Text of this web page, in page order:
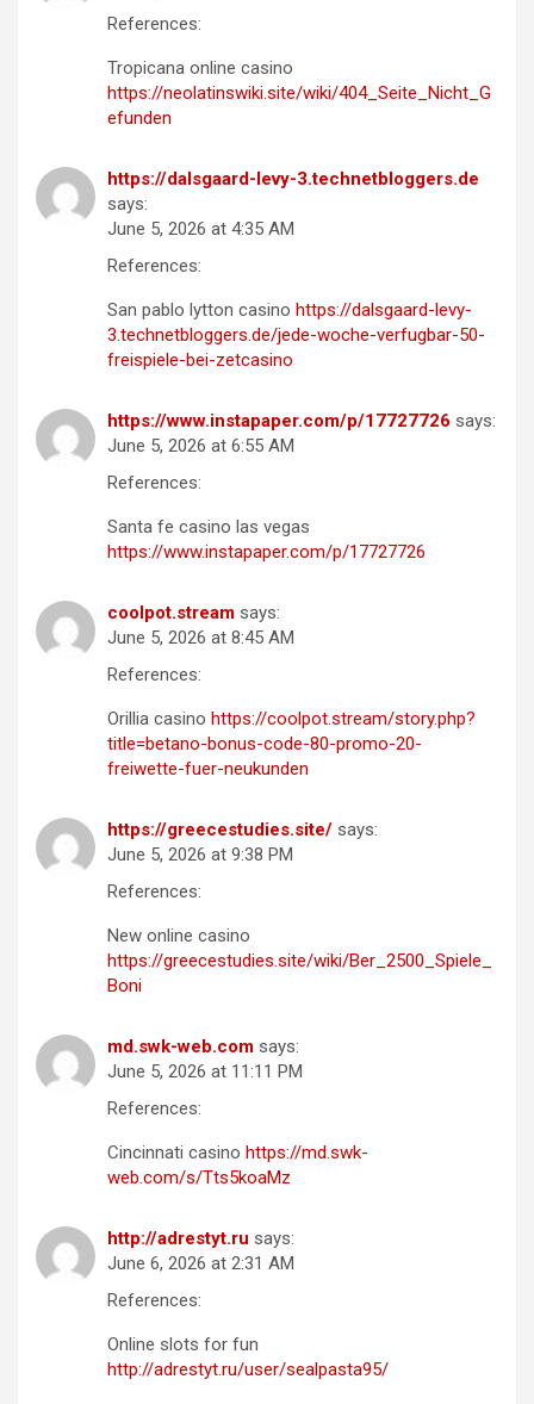
References:
Tropicana online casino
https://neolatinswiki.site/wiki/404_Seite_Nicht_G
efunden
https://dalsgaard-levy-3.technetbloggers.de
says:
June 5, 2026 at 4:35 AM
References:
San pablo lytton casino https://dalsgaard-levy-
3.technetbloggers.de/jede-woche-verfugbar-50-
freispiele-bei-zetcasino
https://www.instapaper.com/p/17727726 says:
June 5, 2026 at 6:55 AM
References:
Santa fe casino las vegas
https://www.instapaper.com/p/17727726
coolpot.stream says:
June 5, 2026 at 8:45 AM
References:
Orillia casino https://coolpot.stream/story.php?
title=betano-bonus-code-80-promo-20-
freiwette-fuer-neukunden
https://greecestudies.site/ says:
June 5, 2026 at 9:38 PM
References:
New online casino
https://greecestudies.site/wiki/Ber_2500_Spiele_
Boni
md.swk-web.com says:
June 5, 2026 at 11:11 PM
References:
Cincinnati casino https://md.swk-
web.com/s/Tts5koaMz
http://adrestyt.ru says:
June 6, 2026 at 2:31 AM
References:
Online slots for fun
http://adrestyt.ru/user/sealpasta95/